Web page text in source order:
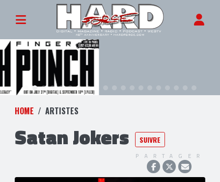
HOME ARTISTES
Satan Jokers SUIVRE
PARTAGER